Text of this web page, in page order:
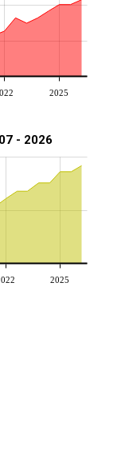
2025
- 2026
2025